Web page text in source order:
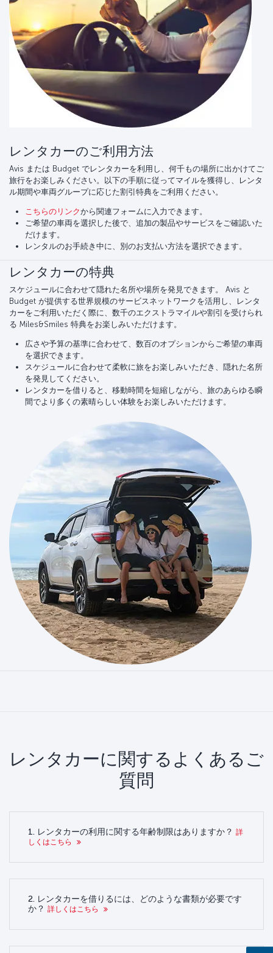
レンタカーのご利用方法
Avis または Budget でレンタカーを利用し、何千もの場所に出かけてご
旅行をお楽しみください。以下の手順に従ってマイルを獲得し、レンタ
ル期間や車両グループに応じた割引特典をご利用ください。
こちらのリンクから関連フォームに入力できます。
ご希望の車両を選択した後で、追加の製品やサービスをご確認いた
だけます。
レンタルのお手続き中に、別のお支払い方法を選択できます。
レンタカーの特典
スケジュールに合わせて隠れた名所や場所を発見できます。 Avis と
Budget が提供する世界規模のサービスネットワークを活用し、レンタ
カーをご利用いただく際に、数千のエクストラマイルや割引を受けられ
る Miles&Smiles 特典をお楽しみいただけます。
広さや予算の基準に合わせて、数百のオプションからご希望の車両
を選択できます。
スケジュールに合わせて柔軟に旅をお楽しみいただき、隠れた名所
を発見してください。
レンタカーを借りると、移動時間を短縮しながら、旅のあらゆる瞬
間でより多くの素晴らしい体験をお楽しみいただけます。
レンタカーに関するよくあるご
質問
1. レンタカーの利用に関する年齢制限はありますか？ 詳
しくはこちら
2. レンタカーを借りるには、どのような書類が必要です
か？ 詳しくはこちら